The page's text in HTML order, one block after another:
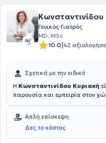
Κωνσταντινίδου
Γενικός Γιατρός
MD, MSc
10.0|42
Σχετικά με την ειδικό
Η Κωνσταντινίδου Κυριακή
παρουσία και εμπειρία στον
ασκεί ενεργή δραστηριότητα ως Διευθύντρια Ε.Σ.ΥΑπο το 2004
είναι Γενική Ιατρός στα 5 Π.Ιατρεια της Αυλίδας, εκτελώντας
επιπλέον εφημερίες στο Κέντρο Υγείας Ψαχνών,αναλαμβάνοντας
κατ' οίκον επισκέψεις στα χωριά της
Απλή επίσκεψη
Δες το κόστος